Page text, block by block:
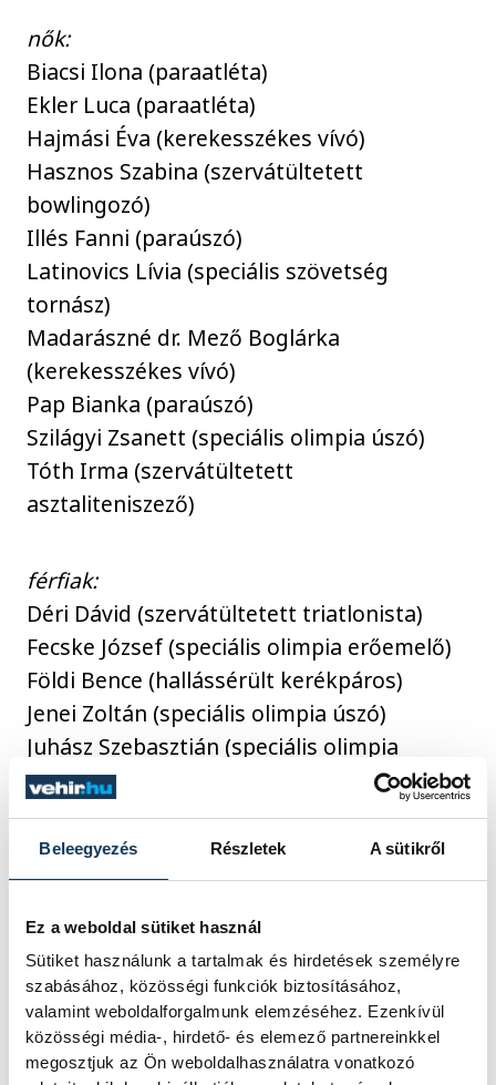
Beleegyezés Részletek A sütikről
Ez a weboldal sütiket használ
Sütiket használunk a tartalmak és hirdetések személyre
szabásához, közösségi funkciók biztosításához,
valamint weboldalforgalmunk elemzéséhez. Ezenkívül
közösségi média-, hirdető- és elemező partnereinkkel
megosztjuk az Ön weboldalhasználatra vonatkozó
nők:
Biacsi Ilona (paraatléta)
Ekler Luca (paraatléta)
Hajmási Éva (kerekesszékes vívó)
Hasznos Szabina (szervátültetett
bowlingozó)
Illés Fanni (paraúszó)
Latinovics Lívia (speciális szövetség
tornász)
Madarászné dr. Mező Boglárka
(kerekesszékes vívó)
Pap Bianka (paraúszó)
Szilágyi Zsanett (speciális olimpia úszó)
Tóth Irma (szervátültetett
asztaliteniszező)
férfiak:
Déri Dávid (szervátültetett triatlonista)
Fecske József (speciális olimpia erőemelő)
Földi Bence (hallássérült kerékpáros)
Jenei Zoltán (speciális olimpia úszó)
Juhász Szebasztián (speciális olimpia
tornász)
Juhász Zoltán (szervátültetett bowlingozó)
Kiss Péter Pál (para kajak-kenus)
Mezei Gergő (szervátültetett atléta)
Mihálovits Tamás (szervátültetett atléta)
asztaliteniszező)
csapat: